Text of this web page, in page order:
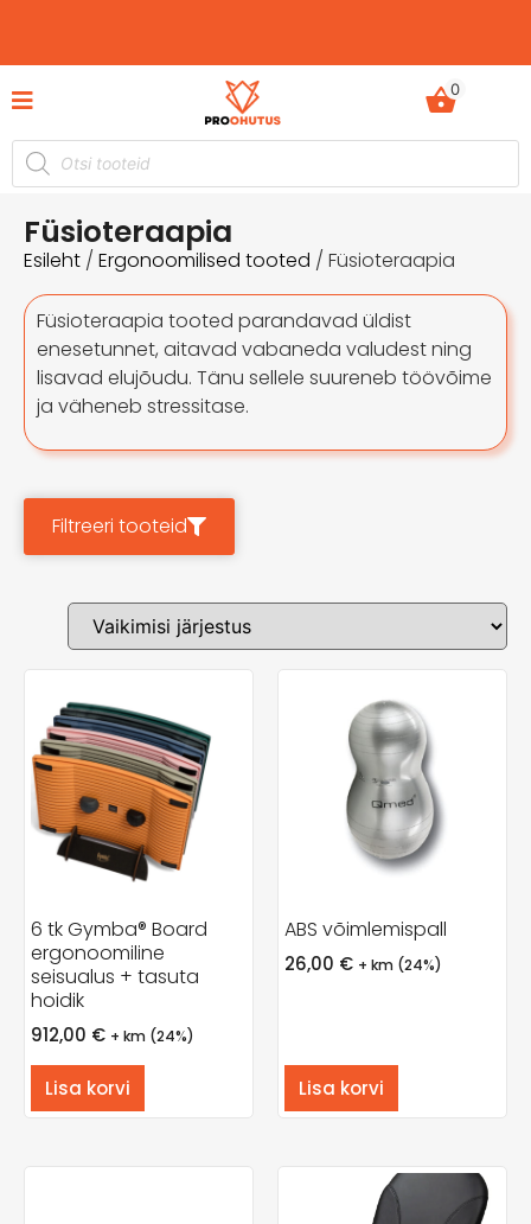
Ohutusjuhendid hetkel -50% soodustusega!
0
Füsioteraapia
Esileht / Ergonoomilised tooted / Füsioteraapia
Füsioteraapia tooted parandavad üldist
enesetunnet, aitavad vabaneda valudest ning
lisavad elujõudu. Tänu sellele suureneb töövõime
ja väheneb stressitase.
Filtreeri tooteid
6 tk Gymba® Board
ergonoomiline
seisualus + tasuta
hoidik
912,00 € + km (24%)
Lisa korvi
ABS võimlemispall
26,00 € + km (24%)
Lisa korvi